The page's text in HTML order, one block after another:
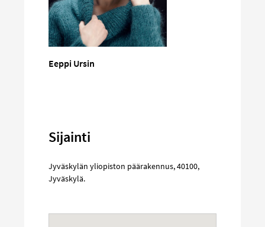
Eeppi Ursin
Sijainti
Jyväskylän yliopiston päärakennus,40100,
Jyväskylä.